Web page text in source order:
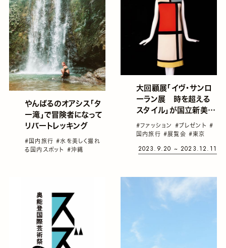
やんばるのオアシス「タ
ー滝」で冒険者になって
リバートレッキング
#国内旅行#水を美しく撮れ
る国内スポット #沖縄
大回顧展「イヴ・サンロ
ーラン展 時を超える
スタイル」が国立新美術
#ファッション #プレゼント #
国内旅行 #展覧会 #東京
2023.9.20 ~ 2023.12.11